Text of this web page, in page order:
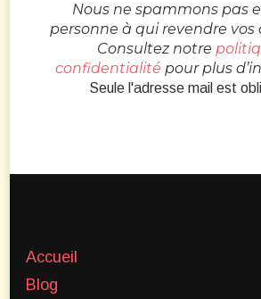
Nous ne spammons pas
personne à qui revendre vos
Consultez notre
confidentialité pour plus
Seule l'adresse mail est
Accueil
Blog